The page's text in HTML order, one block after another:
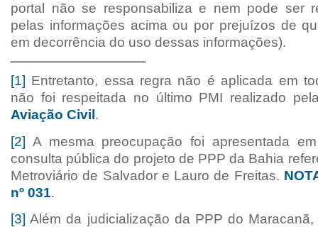
portal não se responsabiliza e nem pode ser
pelas informações acima ou por prejuízos de
em decorrência do uso dessas informações).
[1] Entretanto, essa regra não é aplicada em
não foi respeitada no último PMI realizado
Aviação Civil .
[2] A mesma preocupação foi apresentada
consulta pública do projeto de PPP da Bahia
Metroviário de Salvador e Lauro de Freitas.
nº 031.
[3] Além da judicialização da PPP do